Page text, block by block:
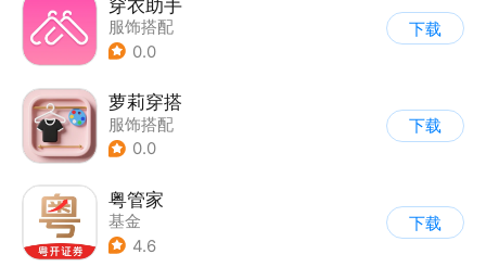
服饰搭配
0.0
下载
萝莉穿搭
服饰搭配
0.0
下载
粤管家
基金
4.6
下载